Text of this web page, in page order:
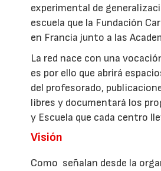
experimental de
escuela que la Fundación
en Francia junto a las
La red nace con una
es por ello que abrirá
del profesorado,
libres y documentará los
y Escuela que cada centro
Visión
Como señalan desde la